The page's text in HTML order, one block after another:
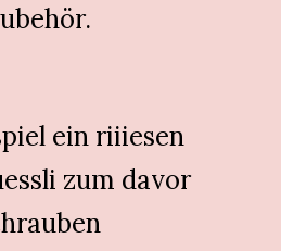
ein riiiesen
zum davor